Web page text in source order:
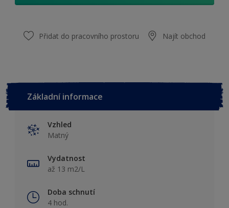
Přidat do pracovního prostoru Najít obchod
Základní informace
Vzhled
Matný
Vydatnost
až 13 m2/L
Doba schnutí
4 hod.